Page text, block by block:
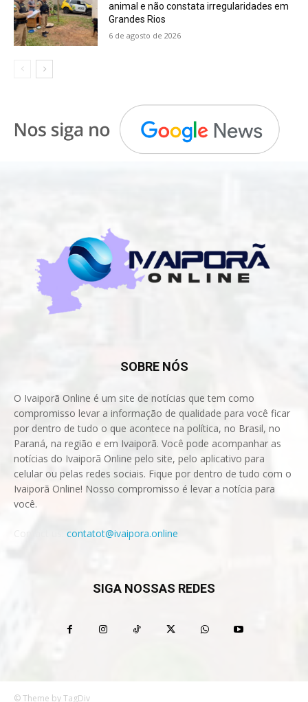
animal e não constata irregularidades em
Grandes Rios
6 de agosto de 2026
SOBRE NÓS
O Ivaiporã Online é um site de notícias que tem como
compromisso levar a informação de qualidade para você ficar
por dentro de tudo o que acontece na política, no Brasil, no
Paraná, na região e em Ivaiporã. Você pode acompanhar as
notícias do Ivaiporã Online pelo site, pelo aplicativo para
celular ou pelas redes sociais. Fique por dentro de tudo com o
Ivaiporã Online! Nosso compromisso é levar a notícia para
você.
contatot@ivaipora.online
SIGA NOSSAS REDES
© Theme by TagDiv